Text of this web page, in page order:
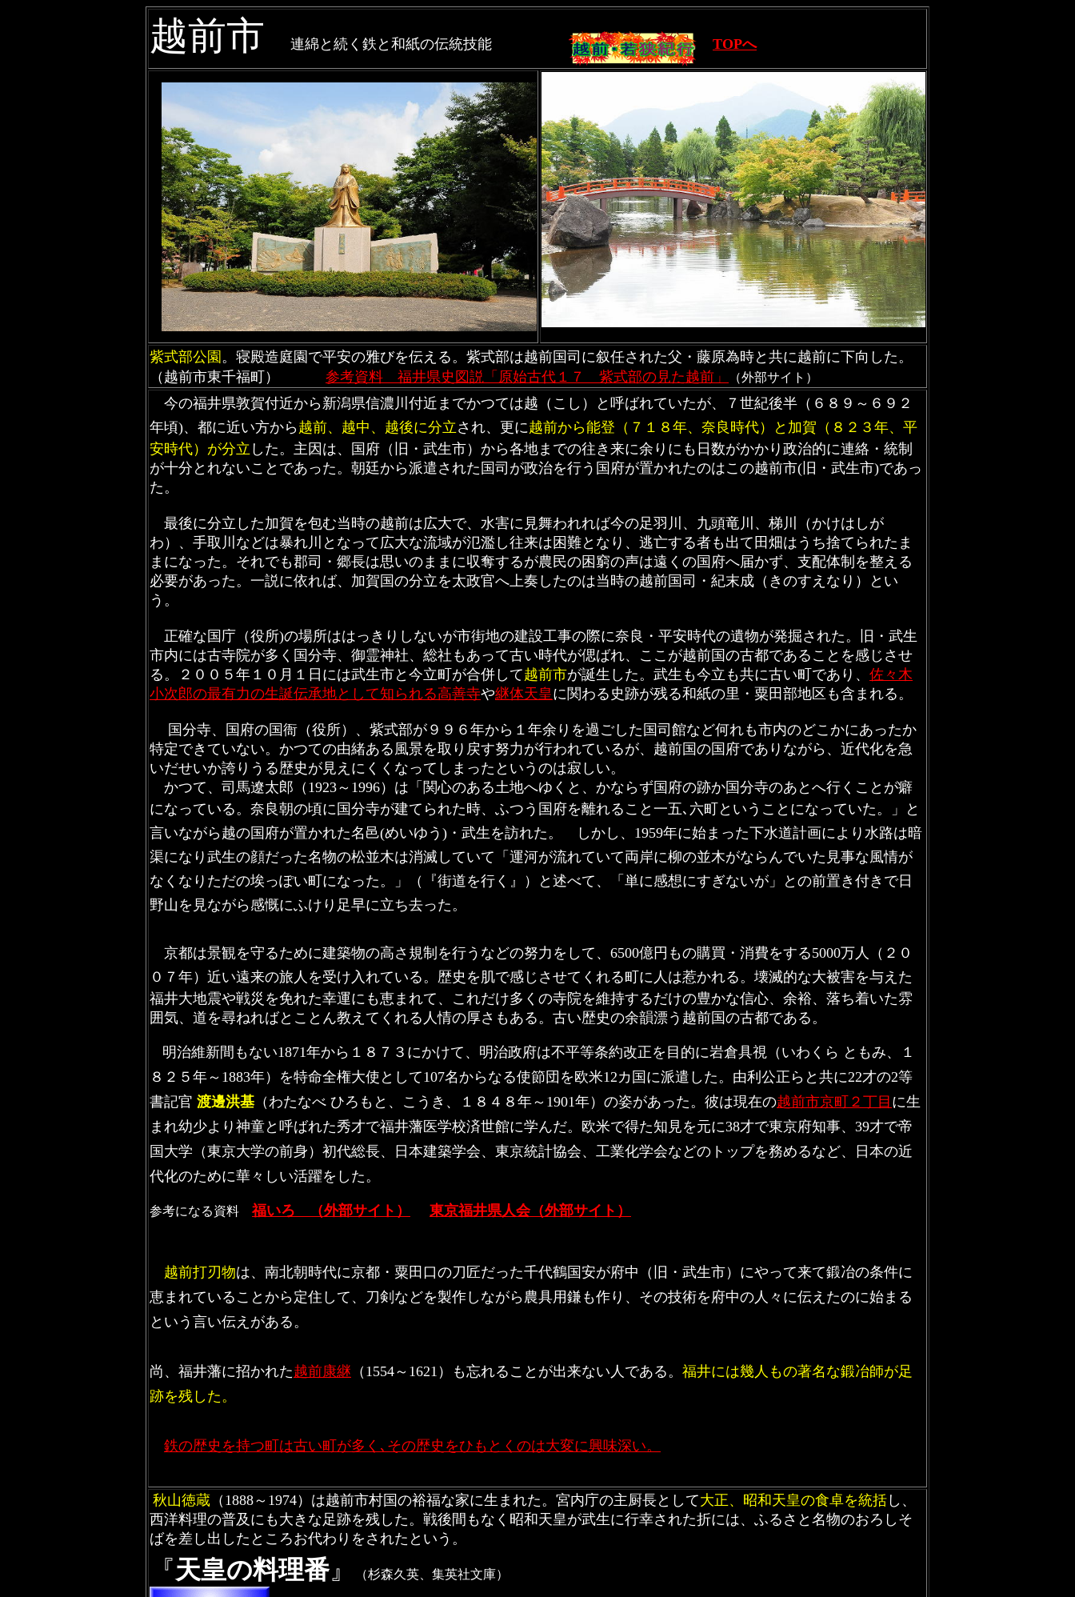
越前市 連綿と続く鉄と和紙の伝統技能 TOPへ
紫式部公園 。寝殿造庭園で平安の雅びを伝える。紫式部は越前国司に叙任された父・藤原為時と共に越前に下向した。
（越前市東千福町）
参考資料 福井県史図説「原始古代１７ 紫式部の見た越前」 （外部サイト）
今の福井県敦賀付近から新潟県信濃川付近までかつては越（こし）と呼ばれていたが、７世紀後半（６８９～６９２
年頃)、 都に近い方から越前、越中、越後に分立され、更に越前から能登（７１８年、奈良時代）と加賀（８２３年、平
安時代）が分立 した。主因は、国府（旧 ・武生市）から各地までの往き来に余りにも日数がかかり政治的に連絡・統制
が十分とれないことであった。朝廷から派遣された 国司が政治を行う国府が置かれたのはこの越前市(旧・武生市)であっ
た。
最後に分立した加賀を包む当時の越前は広大で、水害に見舞われれば今の足羽川、九頭竜川、梯川（かけはしが
わ）、手取川などは暴れ川となって広大な流域が氾濫し往来は困難となり、逃亡する者も出て田畑はうち捨てられたま
まになった。それでも郡司・郷長は思いのままに収奪するが農民の困窮の声は遠くの国府へ届かず、支配体制を整える
必要があった。一説に依れば、加賀国の分立を太政官へ上奏したのは当時の越前国司・紀末成（きのすえなり）とい
う。
正確な国庁（役所)の場所ははっきりしないが市街地の建設工事の際に奈良・平安時代の遺物が発掘された。旧・武生
市内には古寺院が多く国分寺、御霊神社、総社もあって古い時代が偲ばれ、ここが越前国の古都であることを感じさせ
る。２００５年１０月１日には武生市と今立町が合併して越前市が誕生した。武生も今立も共に古い町であり、 佐々木
小次郎の最有力の生誕伝承地として知られる高善寺や継体天皇に関わる史跡が残る和紙の里・粟田部地区も含まれる。
国分寺、国府の国衙（役所）、紫式部が９９６年から１年余りを過ごした国司館など何れも市内のどこかにあったか
特定できていない。かつての由緒ある風景を取り戻す努力が行われているが、越前国の国府でありながら、近代化を急
いだせいか誇りうる歴史が見えにくくなってしまったというのは寂しい。
かつて、司馬遼太郎（1923～1996）は「 関心のある土地へゆくと、かならず国府の跡か国分寺のあとへ行くことが癖
になっている。奈良朝の頃に国分寺が建てられた時、ふつう国府を離れること一五､六町ということになっていた。
」と
言いながら越の国府が置かれた名邑(めいゆう)・武生を訪れた。 しかし、1959年に始まった下水道計画により水路は暗
渠になり武生の顔だった名物の松並木は消滅していて「運河が流れていて両岸に柳の並木がならんでいた見事な風情が
なくなりただの埃っぽい町になった。」（『街道を行く』）と述べて、「単に感想にすぎないが」との前置き付きで日
野山を見ながら感慨にふけり足早に立ち去った。
京都は景観を守るために建築物の高さ規制を行うなどの努力をして、6500億円もの購買・消費をする5000万人（２０
０７年）近い遠来の旅人を受け入れている。歴史を肌で感じさせてくれる町に人は惹かれる。 壊滅的な大被害を与えた
福井大地震や戦災を免れた幸運にも恵まれて、これだけ多くの寺院を維持するだけの豊かな信心、余裕、落ち着いた雰
囲気、道を尋ねればとことん教えてくれる人情の厚さもある。古い歴史の余韻漂う越前国の古都である。
明治維新間もない1871年から１８７３にかけて、明治政府は不平等条約改正を目的に岩倉具視（いわくら ともみ、１
８２５年～1883年）を特命全権大使として107名からなる使節団を欧米12カ国に派遣した。由利公正らと共に22才の2等
書記官 渡邊洪基 （わたなべ ひろもと、こうき、１８４８年～1901年）の姿があった。彼は現在の越前市京町２丁目 に生
まれ幼少より神童と呼ばれた秀才で福井藩医学校済世館に学んだ。欧米で得た知見を元に38才で東京府知事、39才で帝
国大学（東京大学の前身）初代総長、日本建築学会、東京統計協会、工業化学会などのトップを務めるなど、日本の近
代化のために華々しい活躍をした。
参考になる資料 福いろ （外部サイト） 東京福井県人会（外部サイト）
越前打刃物は、南北朝時代に京都・粟田口の刀匠だった千代鶴国安が府中（旧・武生市）にやって来て鍛冶の条件に
恵まれていることから定住して、刀剣などを製作しながら農具用鎌も作り、その技術を府中の人々に伝えたのに始まる
という言い伝えがある。
尚、 福井藩に招かれた越前康継 （1554～1621）も忘れることが出来ない人である。 福井には幾人もの著名な鍛冶師が足
跡を残した。
鉄の歴史を持つ町は古い町が多く､その歴史をひもとくのは大変に興味深い。
秋山徳蔵 （1888～1974）は越前市村国の裕福な家に生まれた。宮内庁の主厨長として大正、昭和天皇の食卓を統括 し、
西洋料理の普及にも大きな足跡を残した。戦後間もなく昭和天皇が武生に行幸された折には、ふるさと名物のおろしそ
ばを差し出したところお代わりをされたという。
『天皇の料理番 』 （杉森久英、集英社文庫）